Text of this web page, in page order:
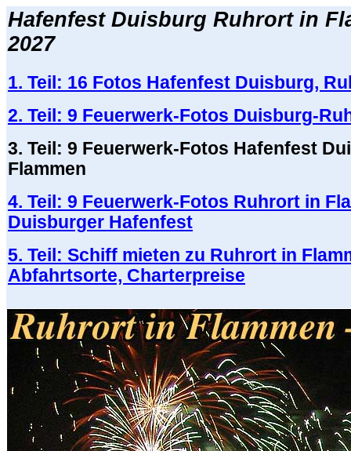
Hafenfest Duisburg Ruhrort in
2027
1. Teil: 16 Fotos Hafenfest Duisburg,
2. Teil: 9 Feuerwerk-Fotos Duisburg-
3. Teil: 9 Feuerwerk-Fotos Hafenfest
Flammen
4. Teil: 9 Feuerwerk-Fotos Ruhrort in
Duisburger Hafenfest
5. Teil: Schiff mieten zu Ruhrort in
Abfahrtsorte, Charterpreise